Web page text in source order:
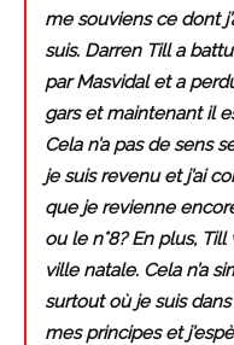
me souviens ce dont
suis. Darren Till a
par Masvidal et a
gars et maintenant il
Cela n’a pas de sens
je suis revenu et j’ai
que je revienne
ou le n°8? En plus,
ville natale. Cela n’a
surtout où je suis dans
mes principes et